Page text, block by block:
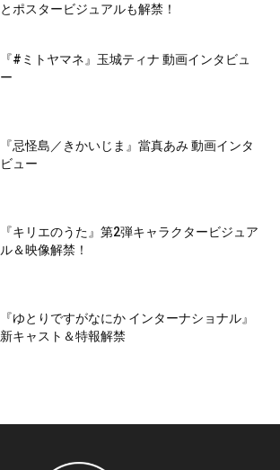
とポスタービジュアルも解禁！
『#ミトヤマネ』玉城ティナ 動画インタビュ
ー
『忌怪島／きかいじま』當真あみ 動画インタ
ビュー
『キリエのうた』第2弾キャラクタービジュア
ル＆映像解禁！
『ゆとりですがなにか インターナショナル』
新キャスト＆特報解禁